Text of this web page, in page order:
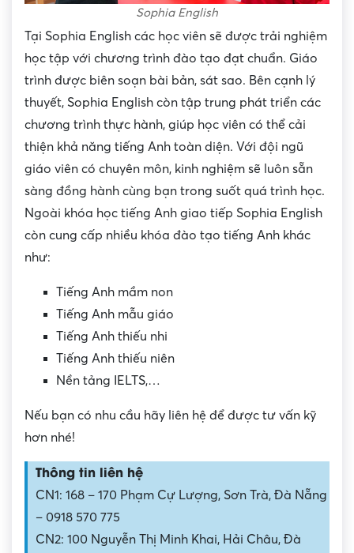
Sophia English
Tại Sophia English các học viên sẽ được trải nghiệm
học tập với chương trình đào tạo đạt chuẩn. Giáo
trình được biên soạn bài bản, sát sao. Bên cạnh lý
thuyết, Sophia English còn tập trung phát triển các
chương trình thực hành, giúp học viên có thể cải
thiện khả năng tiếng Anh toàn diện. Với đội ngũ
giáo viên có chuyên môn, kinh nghiệm sẽ luôn sẵn
sàng đồng hành cùng bạn trong suốt quá trình học.
Ngoài khóa học tiếng Anh giao tiếp Sophia English
còn cung cấp nhiều khóa đào tạo tiếng Anh khác
như:
Tiếng Anh mầm non
Tiếng Anh mẫu giáo
Tiếng Anh thiếu nhi
Tiếng Anh thiếu niên
Nền tảng IELTS,…
Nếu bạn có nhu cầu hãy liên hệ để được tư vấn kỹ
hơn nhé!
Thông tin liên hệ
CN1: 168 – 170 Phạm Cự Lượng, Sơn Trà, Đà Nẵng
– 0918 570 775
CN2: 100 Nguyễn Thị Minh Khai, Hải Châu, Đà